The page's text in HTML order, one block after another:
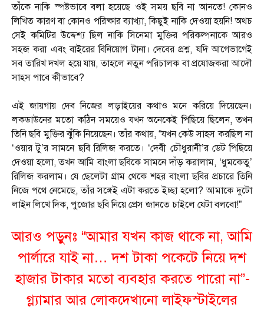
তাঁকে নাকি স্পষ্টভাবে বলা হয়েছে ওই সময় ছবি না আনতে! কোনও
লিখিত কারণ বা কোনও পরিষ্কার ব্যাখ্যা, কিছুই নাকি দেওয়া হয়নি! অথচ
সেই কমিটির উদ্দেশ্য ছিল নাকি সিনেমা মুক্তির পরিকল্পনাকে আরও
সহজ করা এবং বাইরের বিনিয়োগ টানা। দেবের প্রশ্ন, যদি আগেভাগেই
সব তারিখ দখল হয়ে যায়, তাহলে নতুন পরিচালক বা প্রযোজকরা আদৌ
সাহস পাবে কীভাবে?
এই জায়গায় দেব নিজের লড়াইয়ের কথাও মনে করিয়ে দিয়েছেন।
লকডাউনের মতো কঠিন সময়েও যখন অনেকেই পিছিয়ে ছিলেন, তখন
তিনি ছবি মুক্তির ঝুঁকি নিয়েছেন। তাঁর কথায়, “যখন কেউ সাহস করছিল না
‘ওয়ার টু’র সামনে ছবি রিলিজ করতে। ‘দেবী চৌধুরানী’র ডেট পিছিয়ে
দেওয়া হলো, তখন আমি বাংলা ছবিকে সামনে দাঁড় করালাম, ‘ধুমকেতু’
রিলিজ করলাম। যে ছেলেটা গ্রাম থেকে শহর বাংলা ছবির প্রচারে তিনি
নিজে পথে নেমেছে, তাঁর সঙ্গেই এটা করতে ইচ্ছা হলো? আমাকে দুটো
লাইন লিখে দিক, পুজোর ছবি নিয়ে প্রেস জানতে চাইলে যেটা বলবো!”
আরও পড়ুনঃ “আমার যখন কাজ থাকে না, আমি
পার্লারে যাই না… দশ টাকা পকেটে নিয়ে দশ
হাজার টাকার মতো ব্যবহার করতে পারো না”-
গ্ল্যামার আর লোকদেখানো লাইফস্টাইলের